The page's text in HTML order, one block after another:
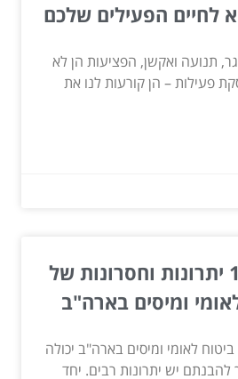
לחיים הפעילים שלכם
תנועה ואקשן, הפציעות הן לא
פעילות – הן קורעות לנו את
מבט מרענן: 10 יתרונות וחסרונות של
ומיסים בארה"ב
לאומי ומיסים בארה"ב יכולה
יש יתרונות רבים. יחד